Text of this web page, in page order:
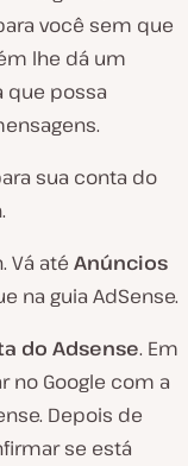
você sem que
lhe dá um
que possa
sua conta do
Vá até Anúncios
na guia AdSense.
do Adsense. Em
no Google com a
Depois de
se está